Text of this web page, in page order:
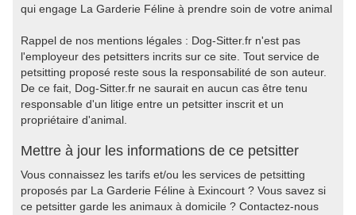
qui engage La Garderie Féline à prendre soin de votre animal
Rappel de nos mentions légales : Dog-Sitter.fr n'est pas
l'employeur des petsitters incrits sur ce site. Tout service de
petsitting proposé reste sous la responsabilité de son auteur.
De ce fait, Dog-Sitter.fr ne saurait en aucun cas être tenu
responsable d'un litige entre un petsitter inscrit et un
propriétaire d'animal.
Mettre à jour les informations de ce petsitter
Vous connaissez les tarifs et/ou les services de petsitting
proposés par La Garderie Féline à Exincourt ? Vous savez si
ce petsitter garde les animaux à domicile ? Contactez-nous